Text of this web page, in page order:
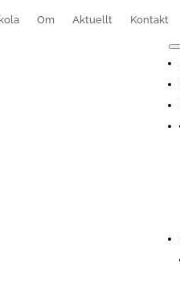
Om Aktuellt Kontakt